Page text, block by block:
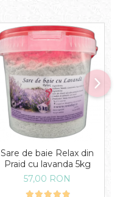
Sare de baie Relax din
Praid cu lavanda 5kg
57,00 RON